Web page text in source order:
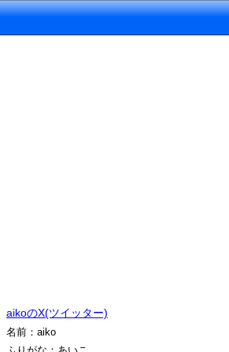
aikoのX(ツイッター)
名前：aiko